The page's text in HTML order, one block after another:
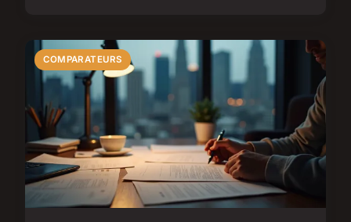
COMPARATEURS